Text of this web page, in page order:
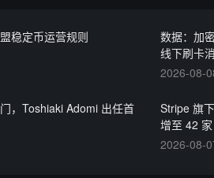
稳定币运营规则
数据：加
线下刷卡
2026-08-
，Toshiaki Adomi 出任首
Stripe 旗
增至 42 家
2026-08-